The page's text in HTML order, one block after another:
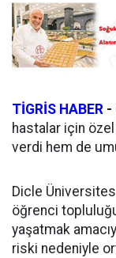
TİGRİS HABER -
hastalar için özel
verdi hem de
Dicle
öğrenci
yaşatmak
riski nedeniyle